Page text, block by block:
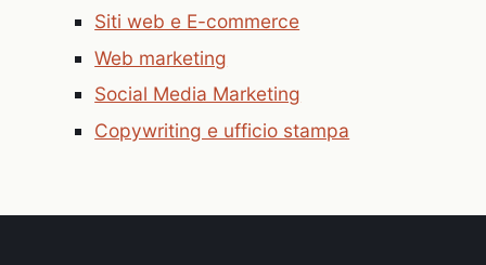
Siti web e E-commerce
Web marketing
Social Media Marketing
Copywriting e ufficio stampa